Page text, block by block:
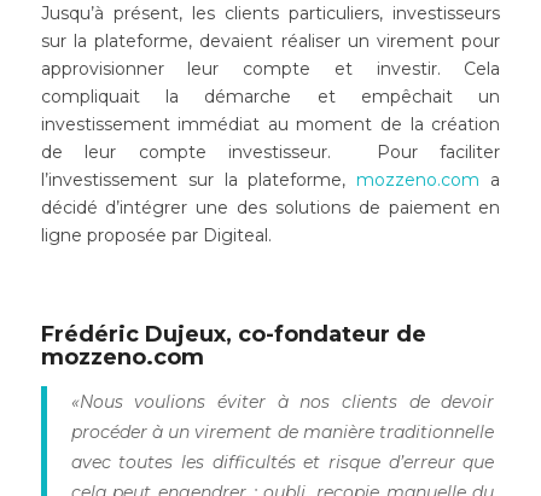
Jusqu’à présent, les clients particuliers, investisseurs
sur la plateforme, devaient réaliser un virement pour
approvisionner leur compte et investir. Cela
compliquait la démarche et empêchait un
investissement immédiat au moment de la création
de leur compte investisseur. Pour faciliter
l’investissement sur la plateforme, mozzeno.com a
décidé d’intégrer une des solutions de paiement en
ligne proposée par Digiteal.
Frédéric Dujeux, co-fondateur de
mozzeno.com
«Nous voulions éviter à nos clients de devoir
procéder à un virement de manière traditionnelle
avec toutes les difficultés et risque d’erreur que